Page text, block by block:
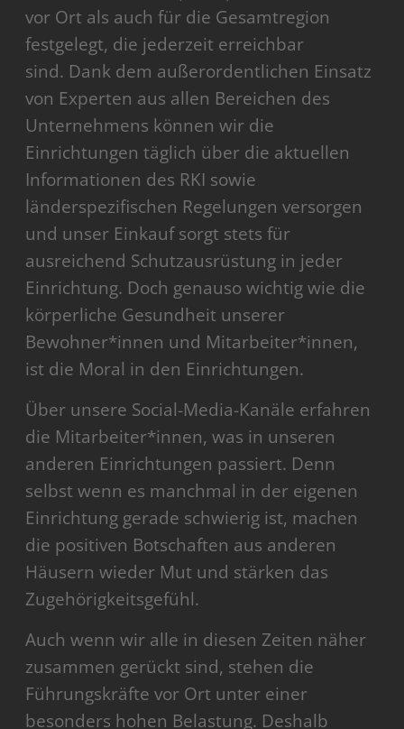
vor Ort als auch für die Gesamtregion
festgelegt, die jederzeit erreichbar
sind. Dank dem außerordentlichen Einsatz
von Experten aus allen Bereichen des
Unternehmens können wir die
Einrichtungen täglich über die aktuellen
Informationen des RKI sowie
länderspezifischen Regelungen versorgen
und unser Einkauf sorgt stets für
ausreichend Schutzausrüstung in jeder
Einrichtung. Doch genauso wichtig wie die
körperliche Gesundheit unserer
Bewohner*innen und Mitarbeiter*innen,
ist die Moral in den Einrichtungen.
Über unsere Social-Media-Kanäle erfahren
die Mitarbeiter*innen, was in unseren
anderen Einrichtungen passiert. Denn
selbst wenn es manchmal in der eigenen
Einrichtung gerade schwierig ist, machen
die positiven Botschaften aus anderen
Häusern wieder Mut und stärken das
Zugehörigkeitsgefühl.
Auch wenn wir alle in diesen Zeiten näher
zusammen gerückt sind, stehen die
Führungskräfte vor Ort unter einer
besonders hohen Belastung. Deshalb